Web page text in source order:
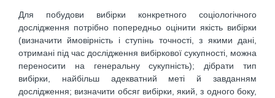
Для побудови вибірки конкретного соціологічного
дослідження потрібно попередньо оцінити якість вибірки
(визначити ймовірність і ступінь точності, з якими дані,
отримані під час дослідження вибіркової сукупності, можна
переносити на генеральну сукупність); дібрати тип
вибірки, найбільш адекватний меті й завданням
дослідження; визначити обсяг вибірки, який, з одного боку,